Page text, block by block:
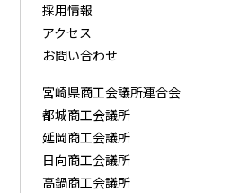
採用情報
アクセス
お問い合わせ
宮崎県商工会議所連合会
都城商工会議所
延岡商工会議所
日向商工会議所
高鍋商工会議所